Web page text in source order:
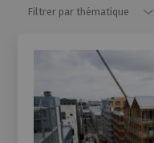
Filtrer par thématique
Filtrer par thématique